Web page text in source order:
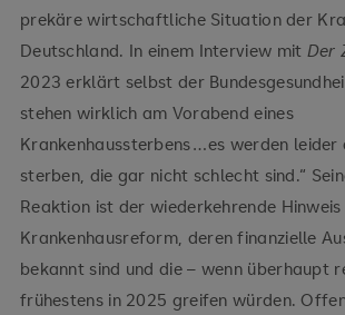
prekäre wirtschaftliche Situation der
Deutschland. In einem Interview mit Der
2023 erklärt selbst der
stehen wirklich am Vorabend eines
Krankenhaussterbens…es werden leider
sterben, die gar nicht schlecht sind.“
Reaktion ist der wiederkehrende
Krankenhausreform, deren finanzielle
bekannt sind und die – wenn überhaupt
frühestens in 2025 greifen würden.